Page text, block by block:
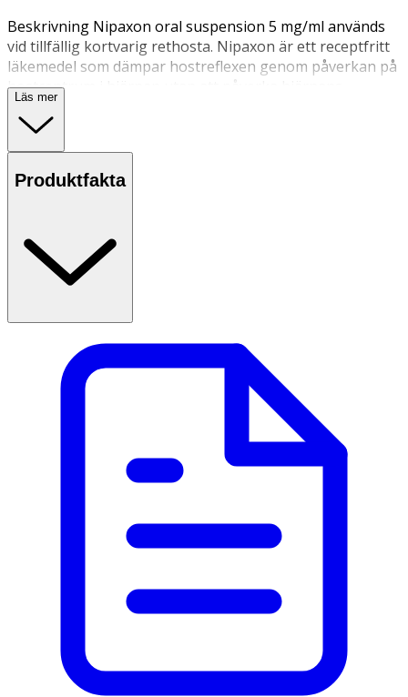
Beskrivning Nipaxon oral suspension 5 mg/ml används
vid tillfällig kortvarig rethosta. Nipaxon är ett receptfritt
läkemedel som dämpar hostreflexen genom påverkan på
hostcentrum i hjärnan utan att påverka hjärnans
funktion i övrigt. Läs alltid bipacksedeln noga eller gå in
på fass.se för mer information. Användning &
Dosering
Vuxna och barn över 14 år:10 ml, 3 gånger dagligen
Skaka flaskan väl innan du sväljer lösningen.
Tas mellan måltiderna.
Om du är gravid eller ammar, tror att du kan vara
läkare eller apotekspersonal innan du använder
detta läkemedel.
Om du behandlas med warfarin (blodförtunnande
läkemedel) bör du rådgöra med läkare innan
behandling med Nipaxon påbörjas.
Innehåll Den aktiva substansen är noskapin 5 mg/ml.
Övriga hjälpämnen är glycerol (85%, sötningsmedel),
etanol (96%), Poloxamer, Kelgum (xantangummi E 415
metylparahydroxibensoat (konserveringsmedel E 218),
Läs mer
Produktfakta